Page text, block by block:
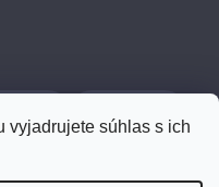
vyjadrujete súhlas s ich